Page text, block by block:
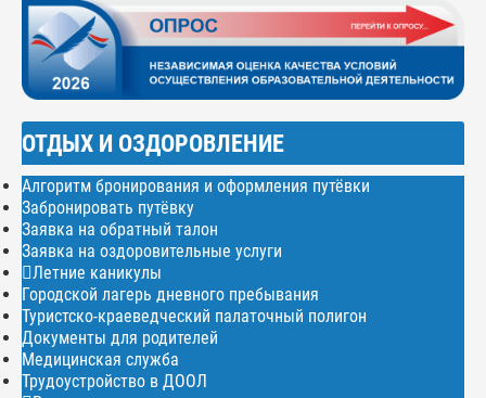
ОТДЫХ И ОЗДОРОВЛЕНИЕ
Алгоритм бронирования и оформления путёвки
Забронировать путёвку
Заявка на обратный талон
Заявка на оздоровительные услуги
Летние каникулы
Городской лагерь дневного пребывания
Туристско-краеведческий палаточный полигон
Документы для родителей
Медицинская служба
Трудоустройство в ДООЛ